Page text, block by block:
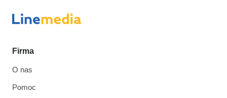
Firma
O nas
Pomoc